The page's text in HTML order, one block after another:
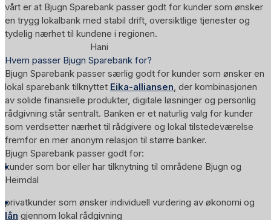
vårt er at Bjugn Sparebank passer godt for kunder som ønsker
en trygg lokalbank med stabil drift, oversiktlige tjenester og
tydelig nærhet til kundene i regionen.
Hani
Hvem passer Bjugn Sparebank for?
Bjugn Sparebank passer særlig godt for kunder som ønsker en
lokal sparebank tilknyttet Eika-alliansen , der kombinasjonen
av solide finansielle produkter, digitale løsninger og personlig
rådgivning står sentralt. Banken er et naturlig valg for kunder
som verdsetter nærhet til rådgivere og lokal tilstedeværelse
fremfor en mer anonym relasjon til større banker.
Bjugn Sparebank passer godt for:
kunder som bor eller har tilknytning til områdene Bjugn og
Heimdal
privatkunder som ønsker individuell vurdering av økonomi og
lån gjennom lokal rådgivning